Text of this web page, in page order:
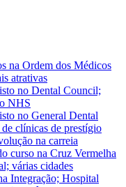
na Ordem dos Médicos
atrativas
no Dental Council;
NHS
no General Dental
clínicas de prestígio
na carreia
curso na Cruz Vermelha
várias cidades
Integração; Hospital